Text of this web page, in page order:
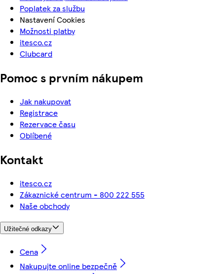
Poplatek za službu
Nastavení Cookies
Možnosti platby
itesco.cz
Clubcard
Pomoc s prvním nákupem
Jak nakupovat
Registrace
Rezervace času
Oblíbené
Kontakt
itesco.cz
Zákaznické centrum - 800 222 555
Naše obchody
Užitečné odkazy
Cena
Nakupujte online bezpečně